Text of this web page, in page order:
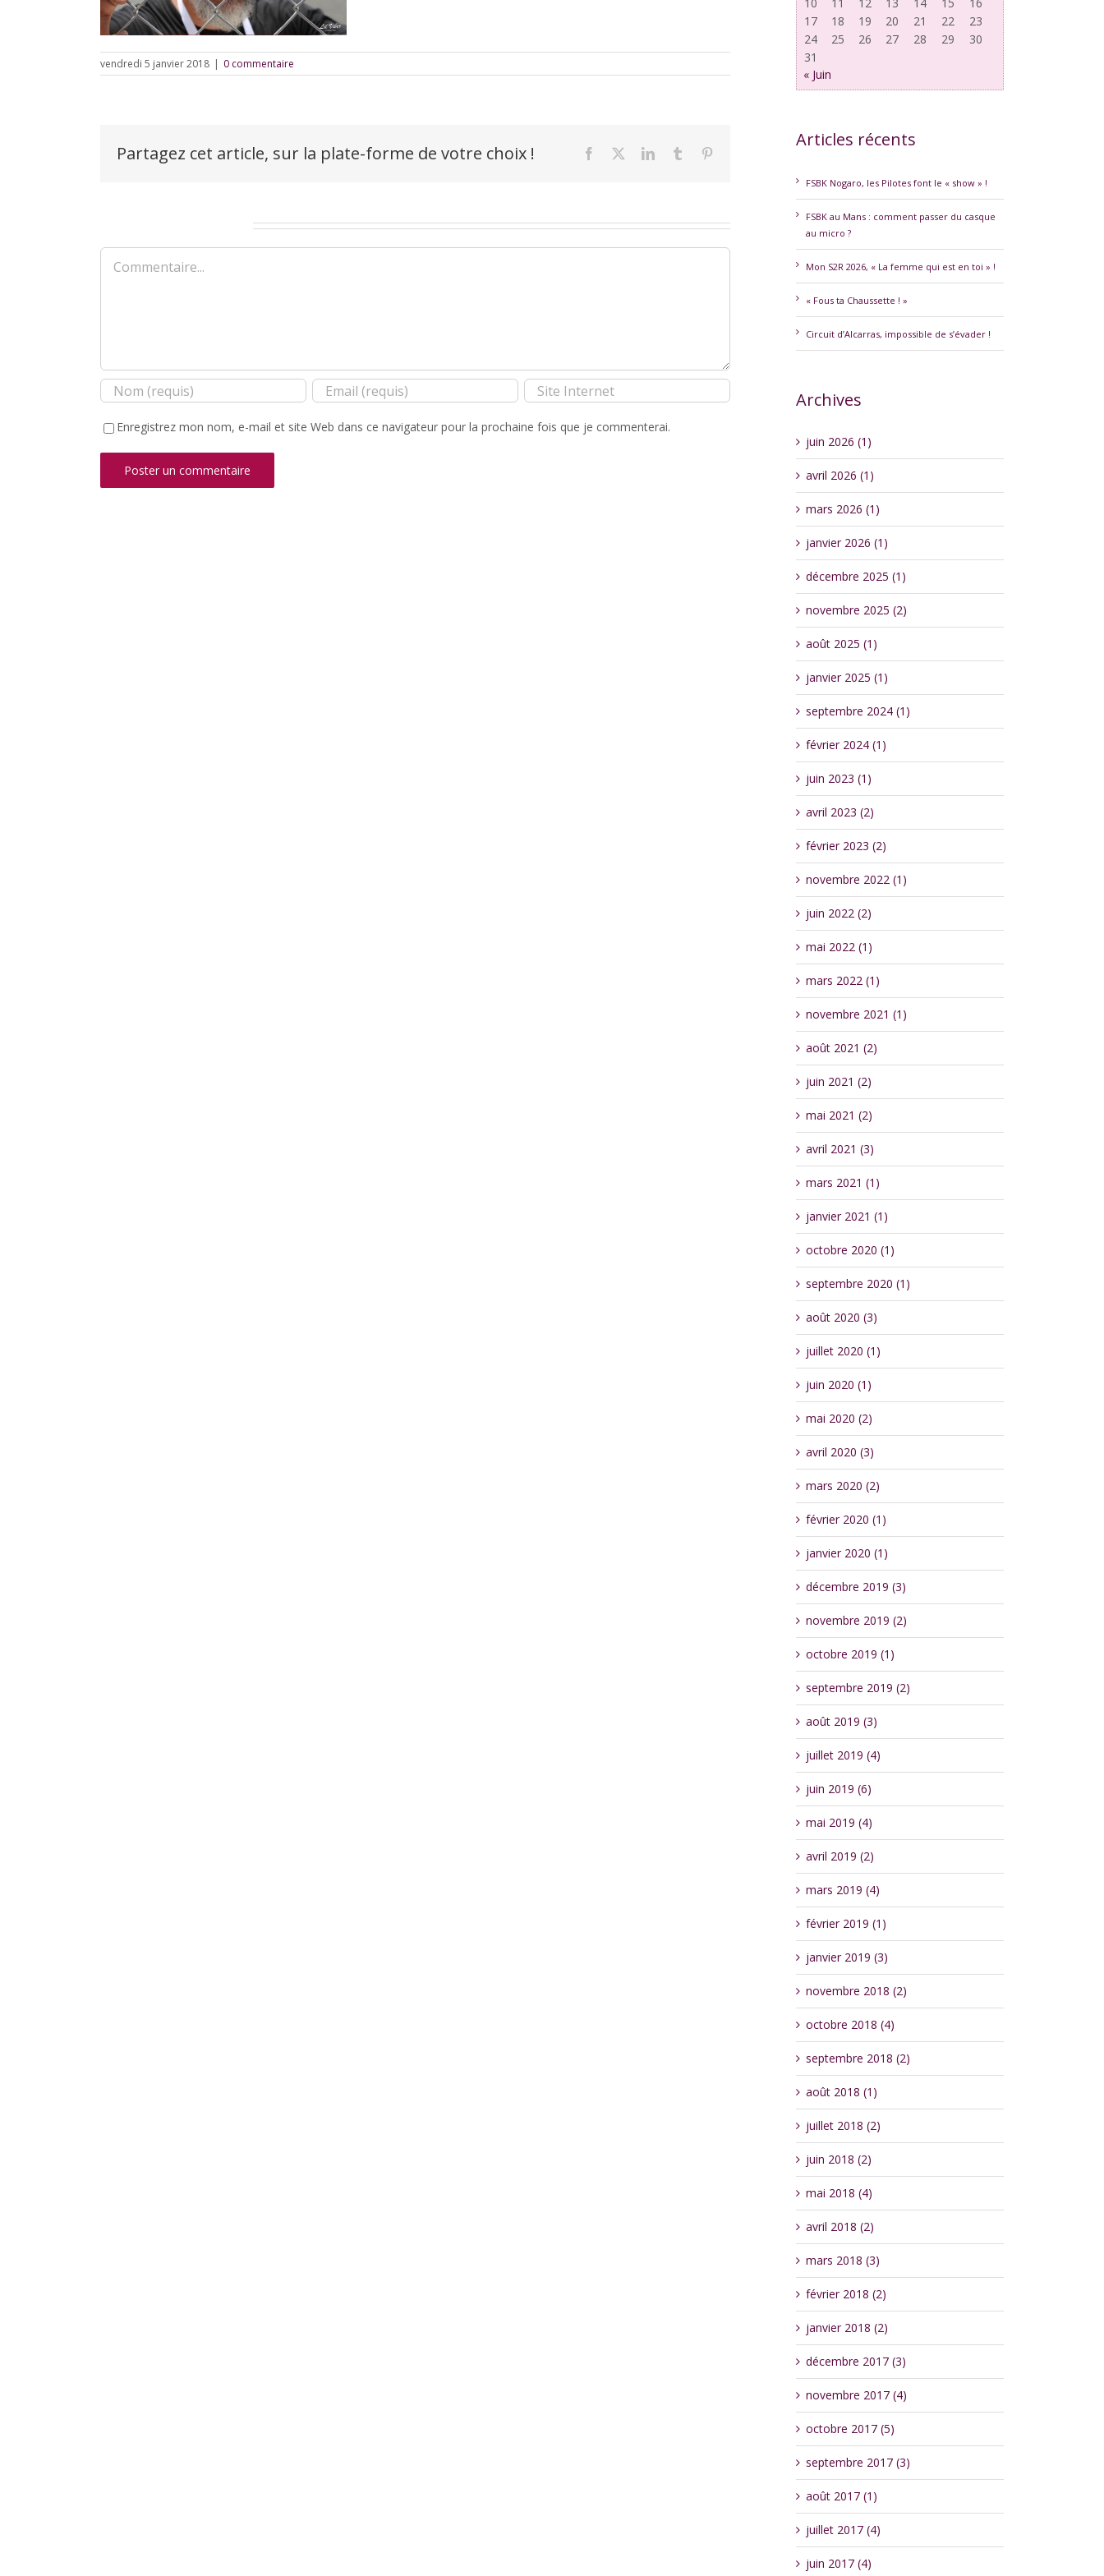
vendredi 5 janvier 2018 | 0 commentaire
Partagez cet article, sur la plate-forme de votre choix ! Facebook LinkedInTumblr
Commentaire
Enregistrez mon nom, e-mail et site Web dans ce navigateur pour la prochaine fois que je commenterai.
17
18 19 20 21 22
23
24
25 26 27 28 29
30
31
« Juin
Articles récents
FSBK Nogaro, les Pilotes font le « show » !
FSBK au Mans : comment passer du casque
au micro ?
Mon S2R 2026, « La femme qui est en toi » !
« Fous ta Chaussette ! »
Circuit d’Alcarras, impossible de s’évader !
Archives
juin 2026 (1)
avril 2026 (1)
mars 2026 (1)
janvier 2026 (1)
décembre 2025 (1)
novembre 2025 (2)
août 2025 (1)
janvier 2025 (1)
septembre 2024 (1)
février 2024 (1)
juin 2023 (1)
avril 2023 (2)
février 2023 (2)
novembre 2022 (1)
juin 2022 (2)
mai 2022 (1)
mars 2022 (1)
novembre 2021 (1)
août 2021 (2)
juin 2021 (2)
mai 2021 (2)
avril 2021 (3)
mars 2021 (1)
janvier 2021 (1)
octobre 2020 (1)
septembre 2020 (1)
août 2020 (3)
juillet 2020 (1)
juin 2020 (1)
mai 2020 (2)
avril 2020 (3)
mars 2020 (2)
février 2020 (1)
janvier 2020 (1)
décembre 2019 (3)
novembre 2019 (2)
octobre 2019 (1)
septembre 2019 (2)
août 2019 (3)
juillet 2019 (4)
juin 2019 (6)
mai 2019 (4)
avril 2019 (2)
mars 2019 (4)
février 2019 (1)
janvier 2019 (3)
novembre 2018 (2)
octobre 2018 (4)
septembre 2018 (2)
août 2018 (1)
juillet 2018 (2)
juin 2018 (2)
mai 2018 (4)
avril 2018 (2)
mars 2018 (3)
février 2018 (2)
janvier 2018 (2)
décembre 2017 (3)
novembre 2017 (4)
octobre 2017 (5)
septembre 2017 (3)
août 2017 (1)
juillet 2017 (4)
juin 2017 (4)